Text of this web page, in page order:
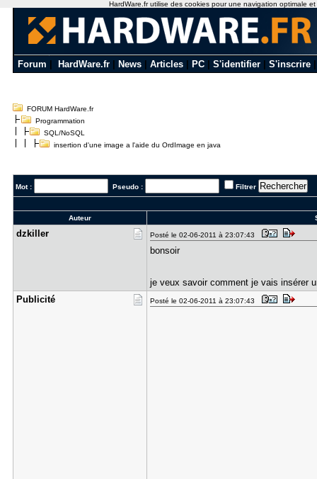
Forum HardWare.fr News Articles PC S'identifier S'inscrire
FORUM HardWare.fr
Programmation
SQL/NoSQL
insertion d'une image a l'aide du OrdImage en java
Mot : Pseudo : Filtrer
Auteur
dzkiller Posté le 02-06-2011 à 23:07:43
bonsoir
je veux savoir comment je vais insérer
Publicité
Posté le 02-06-2011 à 23:07:43
HardWare.fr utilise des cookies pour une navigation optimale